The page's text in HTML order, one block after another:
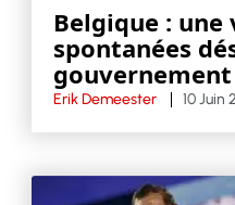
Belgique : une
spontanées
gouvernement
Erik Demeester 10 Juin